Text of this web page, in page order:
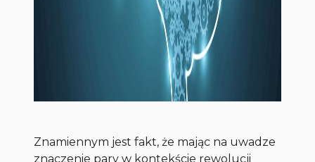
Znamiennym jest fakt, że mając na uwadze
znaczenie pary w kontekście rewolucji